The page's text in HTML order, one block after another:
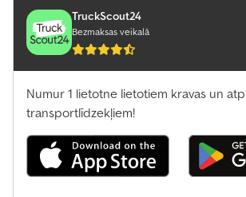
TruckScout24
Bezmaksas veikalā
Numur 1 lietotne lietotiem kravas un
transportlīdzekļiem!